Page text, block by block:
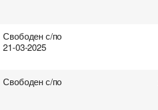
Свободен с/по
21-03-2025
Свободен с/по